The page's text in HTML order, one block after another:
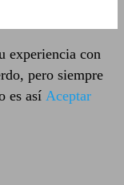
experiencia con
pero siempre
es así Aceptar